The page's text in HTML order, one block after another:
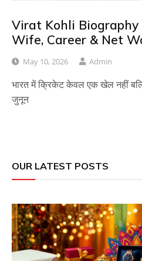
Virat Kohli Biography
Wife, Career & Net
May 10, 2026 Admin
भारत में क्रिकेट केवल एक खेल नहीं
जुनून
OUR LATEST POSTS